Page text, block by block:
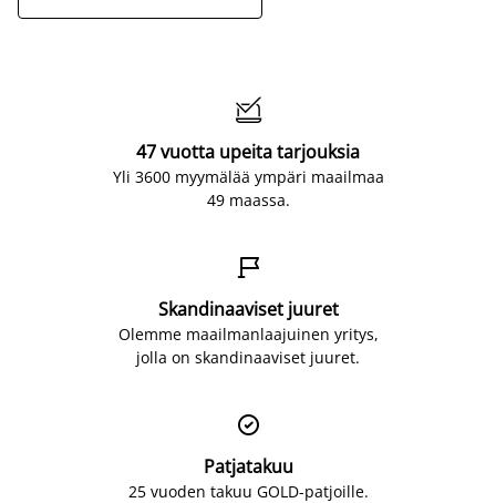

47 vuotta upeita tarjouksia
Yli 3600 myymälää ympäri maailmaa
49 maassa.

Skandinaaviset juuret
Olemme maailmanlaajuinen yritys,
jolla on skandinaaviset juuret.

Patjatakuu
25 vuoden takuu GOLD-patjoille.